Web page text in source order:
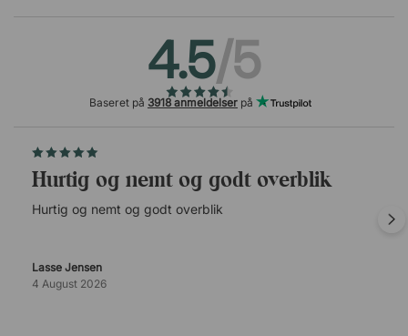
4.5/5
Baseret på 3918 anmeldelserpå
Hurtig og nemt og godt overblik
Hurtig og nemt og godt overblik
Lasse Jensen
4 August 2026